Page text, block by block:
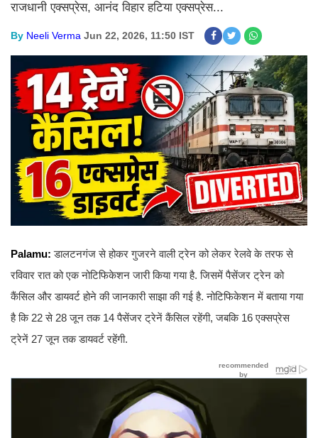
राजधानी एक्सप्रेस, आनंद विहार हटिया एक्सप्रेस...
By Neeli Verma Jun 22, 2026, 11:50 IST
Palamu: डालटनगंज से होकर गुजरने वाली ट्रेन को लेकर रेलवे के तरफ से
रविवार रात को एक नोटिफिकेशन जारी किया गया है. जिसमें पैसेंजर ट्रेन को
कैंसिल और डायवर्ट होने की जानकारी साझा की गई है. नोटिफिकेशन में बताया गया
है कि 22 से 28 जून तक 14 पैसेंजर ट्रेनें कैंसिल रहेंगी, जबकि 16 एक्सप्रेस
ट्रेनें 27 जून तक डायवर्ट रहेंगी.